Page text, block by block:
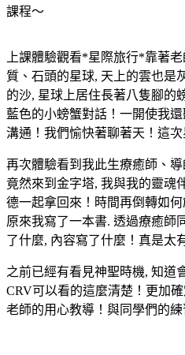
課程～
上課體驗觀看*星際旅行*靠著
質、石頭的星球, 天上的雲也是
的沙, 星球上居住長著八隻腳的
藍色的小螃蟹對話！一開使我
溝通！我們愉快著聊著天！這
再次體驗看到我此生療癒師、導
竟然來到金字塔, 我與我的靈魂
德一起拿回來！時間再倒轉如何
原來我寫了一本書. 透過療癒師
了什麼, 內容寫了什麼！真是太
之前已經有看見神聖時機, 知道
CRV可以看的這麼清楚！更加
老師的用心教導！與同學們的